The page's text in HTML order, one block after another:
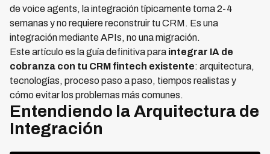
de voice agents, la integración típicamente toma 2-4
semanas y no requiere reconstruir tu CRM. Es una
integración mediante APIs, no una migración.
Este artículo es la guía definitiva para integrar IA de
cobranza con tu CRM fintech existente: arquitectura,
tecnologías, proceso paso a paso, tiempos realistas y
cómo evitar los problemas más comunes.
Entendiendo la Arquitectura de
Integración